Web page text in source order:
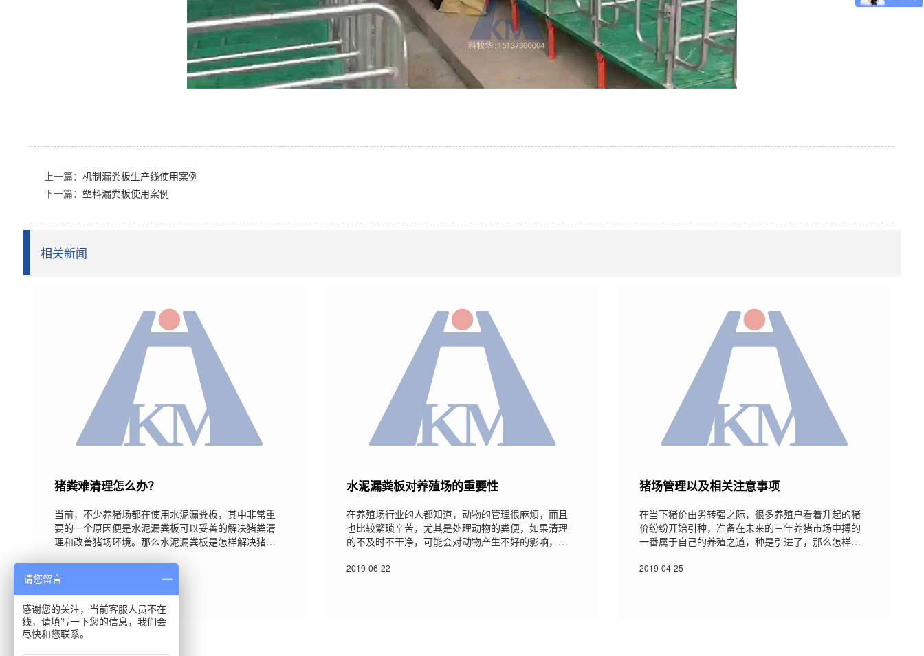
上一篇： 机制漏粪板生产线使用案例
下一篇： 塑料漏粪板使用案例
相关新闻
猪粪难清理怎么办？
当前，不少养猪场都在使用水泥漏粪板，其中非常重
要的一个原因便是水泥漏粪板可以妥善的解决猪粪清
理和改善猪场环境。那么水泥漏粪板是怎样解决猪粪
望对大家有所帮助。水泥漏粪板结合猪只的生长设计
出了类似于梯形的孔状漏粪板，而且在边角处设计的
非常圆滑，这样不仅不会损坏猪只的猪蹄，还能够将
猪只产生的粪便有效的渗漏下去，基本上无需怎么冲
刷就能将朱粪便全部清理干净，节约用水，还省时省
力。另外，水泥漏粪板不仅可以有效收集粪便，还能
水泥漏粪板对养殖场的重要性
在养殖场行业的人都知道，动物的管理很麻烦，而且
也比较繁琐辛苦，尤其是处理动物的粪便，如果清理
的不及时不干净，可能会对动物产生不好的影响，会
烦的现象，因此养殖场有水泥漏粪板很重要： 1.水泥
2019-06-22
猪场管理以及相关注意事项
在当下猪价由劣转强之际，很多养殖户看着升起的猪
价纷纷开始引种，准备在未来的三年养猪市场中搏的
一番属于自己的养殖之道，种是引进了，那么怎样管
强强一窝，种猪强强一坡就是这个道理，所以在引种
2019-04-25
请您留言
感谢您的关注，当前客服人员不在
线，请填写一下您的信息，我们会
尽快和您联系。